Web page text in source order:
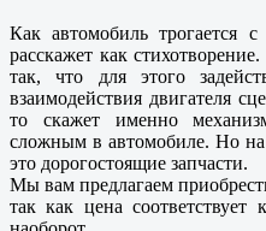
Как автомобиль трогается
расскажет как
так, что для этого
взаимодействия двигателя
то скажет именно
сложным в автомобиле. Но на
это дорогостоящие запчасти.
Мы вам предлагаем
так как цена соответствует